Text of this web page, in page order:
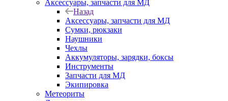
Аксессуары, запчасти для МД
Назад
Аксессуары, запчасти для МД
Сумки, рюкзаки
Наушники
Чехлы
Аккумуляторы, зарядки, боксы
Инструменты
Запчасти для МД
Экипировка
Метеориты